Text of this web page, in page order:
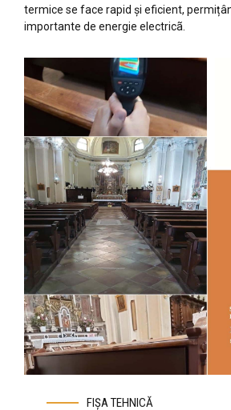
termice se face rapid și eficient,
importante de energie electricã.
FIȘA TEHNICĂ